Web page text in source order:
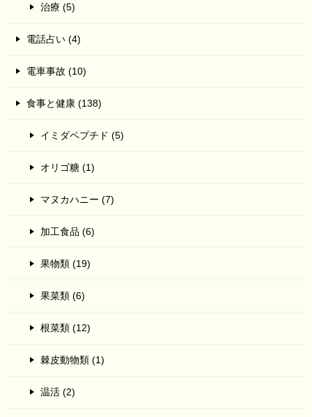
治療 (5)
電話占い (4)
電車事故 (10)
食事と健康 (138)
イミダペプチド (5)
オリゴ糖 (1)
マヌカハニー (7)
加工食品 (6)
果物類 (19)
果菜類 (6)
根菜類 (12)
棘皮動物類 (1)
温活 (2)